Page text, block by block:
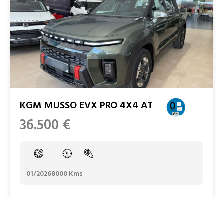
KGM MUSSO EVX PRO 4X4 AT
36.500 €
01/20268000 Kms